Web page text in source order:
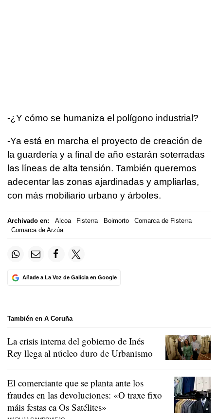
-¿Y cómo se humaniza el polígono industrial?
-Ya está en marcha el proyecto de creación de
la guardería y a final de año estarán soterradas
las líneas de alta tensión. También queremos
adecentar las zonas ajardinadas y ampliarlas,
con más mobiliario urbano y árboles.
Archivado en: Alcoa Fisterra Boimorto
Comarca de Fisterra
Comarca de Arzúa
Añade a La Voz de Galicia en Google
También en A Coruña
La crisis interna del gobierno de Inés
Rey llega al núcleo duro de Urbanismo
El comerciante que se planta ante los
fraudes en las devoluciones: «O traxe fixo
máis festas ca Os Satélites»